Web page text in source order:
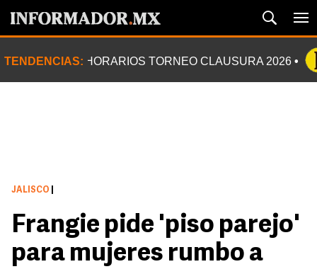
TENDENCIAS: HORARIOS TORNEO CLAUSURA 2026
JALISCO
Frangie pide 'piso parejo'
para mujeres rumbo a